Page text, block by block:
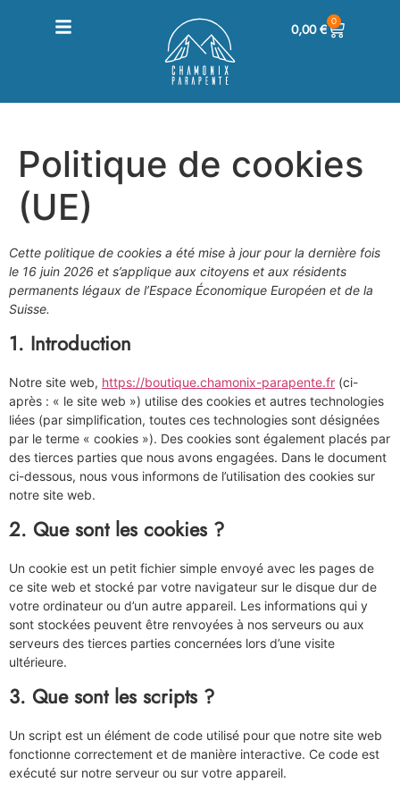
0,00€ 0
Politique de cookies
(UE)
Cette politique de cookies a été mise à jour pour la dernière fois
le 16 juin 2026 et s’applique aux citoyens et aux résidents
permanents légaux de l’Espace Économique Européen et de la
Suisse.
1. Introduction
Notre site web, https://boutique.chamonix-parapente.fr (ci-
après : « le site web ») utilise des cookies et autres technologies
liées (par simplification, toutes ces technologies sont désignées
par le terme « cookies »). Des cookies sont également placés par
des tierces parties que nous avons engagées. Dans le document
ci-dessous, nous vous informons de l’utilisation des cookies sur
notre site web.
2. Que sont les cookies ?
Un cookie est un petit fichier simple envoyé avec les pages de
ce site web et stocké par votre navigateur sur le disque dur de
votre ordinateur ou d’un autre appareil. Les informations qui y
sont stockées peuvent être renvoyées à nos serveurs ou aux
serveurs des tierces parties concernées lors d’une visite
ultérieure.
3. Que sont les scripts ?
Un script est un élément de code utilisé pour que notre site web
fonctionne correctement et de manière interactive. Ce code est
exécuté sur notre serveur ou sur votre appareil.